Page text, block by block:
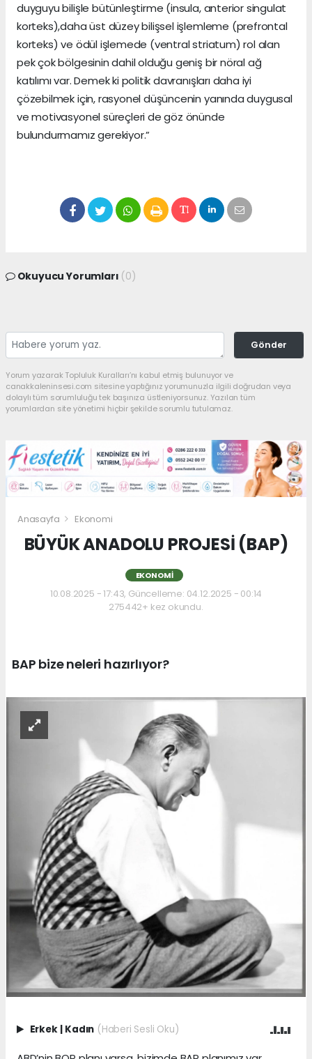
duyguyu bilişle bütünleştirme (insula, anterior singulat
korteks),daha üst düzey bilişsel işlemleme (prefrontal
korteks) ve ödül işlemede (ventral striatum) rol alan
pek çok bölgesinin dahil olduğu geniş bir nöral ağ
katılımı var. Demek ki politik davranışları daha iyi
çözebilmek için, rasyonel düşüncenin yanında duygusal
ve motivasyonel süreçleri de göz önünde
bulundurmamız gerekiyor.”
Okuyucu Yorumları (0)
Gönder
Yorum yazarak Topluluk Kuralları’nı kabul etmiş bulunuyor ve
canakkaleninsesi.com sitesine yaptığınız yorumunuzla ilgili doğrudan veya
dolaylı tüm sorumluluğu tek başınıza üstleniyorsunuz. Yazılan tüm
yorumlardan site yönetimi hiçbir şekilde sorumlu tutulamaz.
Anasayfa Ekonomi
BÜYÜK ANADOLU PROJESİ (BAP)
EKONOMI
10.08.2025 - 17:43, Güncelleme: 04.12.2025 - 00:14
275442+ kez okundu.
BAP bize neleri hazırlıyor?
Erkek | Kadın (Haberi Sesli Oku)